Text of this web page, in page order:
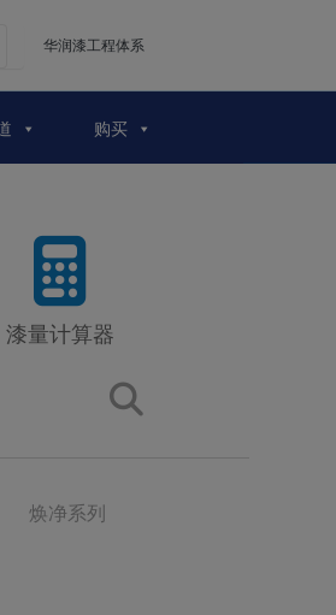
华润漆工程体系
购买
漆量计算器
焕净系列